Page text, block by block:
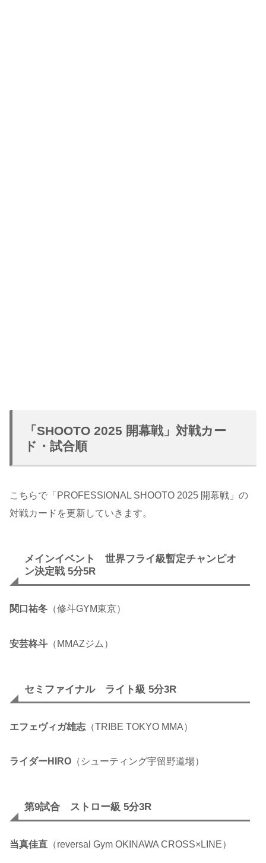
「SHOOTO 2025 開幕戦」対戦カー
ド・試合順
こちらで「PROFESSIONAL SHOOTO 2025 開幕戦」の
対戦カードを更新していきます。
メインイベント 世界フライ級暫定チャンピオ
ン決定戦 5分5R
関口祐冬 （修斗GYM東京）
安芸柊斗 （MMAZジム）
セミファイナル ライト級 5分3R
エフェヴィガ雄志 （TRIBE TOKYO MMA）
ライダーHIRO （シューティング宇留野道場）
第9試合 ストロー級 5分3R
当真佳直 （reversal Gym OKINAWA CROSS×LINE）